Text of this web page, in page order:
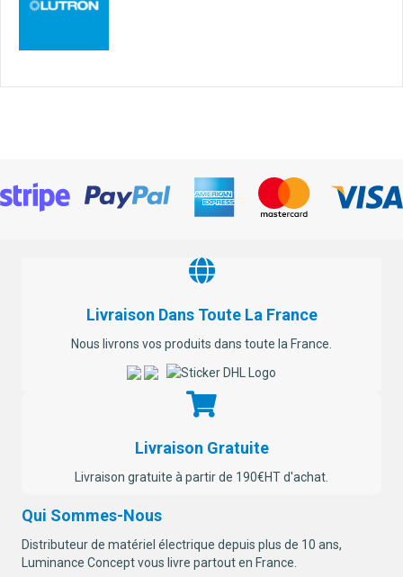
Livraison Dans Toute La France
Nous livrons vos produits dans toute la France.
Livraison Gratuite
Livraison gratuite à partir de 190€HT d'achat.
Qui Sommes-Nous
Distributeur de matériel électrique depuis plus de 10 ans,
Luminance Concept vous livre partout en France.